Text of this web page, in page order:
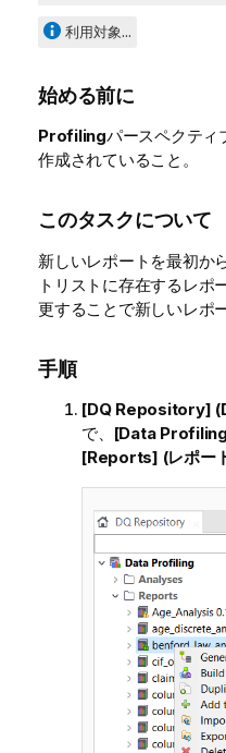
利用対象...
始める前に
Profilingパースペクティ
作成されていること。
このタスクについて
新しいレポートを最初か
トリストに存在するレポ
更することで新しいレポ
手順
[DQ Repository]
で、 [Data
[Reports] (レポー